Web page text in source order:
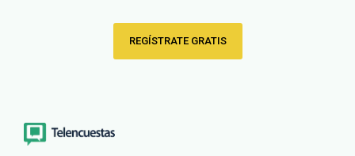
REGÍSTRATE GRATIS